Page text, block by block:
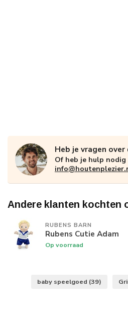
Heb je vragen
Of heb je hulp
Andere klanten kochten
RUBENS BARN
Rubens Cutie Adam
Op voorraad
baby speelgoed (39)